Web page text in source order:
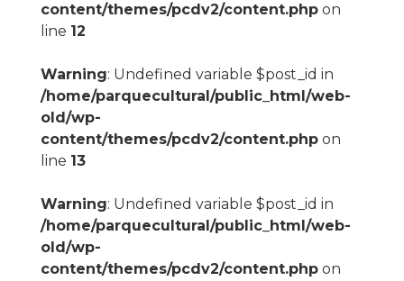
content/themes/pcdv2/content.phpon
line 12
Warning: Undefined variable $post_id in
/home/parquecultural/public_html/web-
old/wp-
content/themes/pcdv2/content.phpon
line 13
Warning: Undefined variable $post_id in
/home/parquecultural/public_html/web-
old/wp-
content/themes/pcdv2/content.phpon